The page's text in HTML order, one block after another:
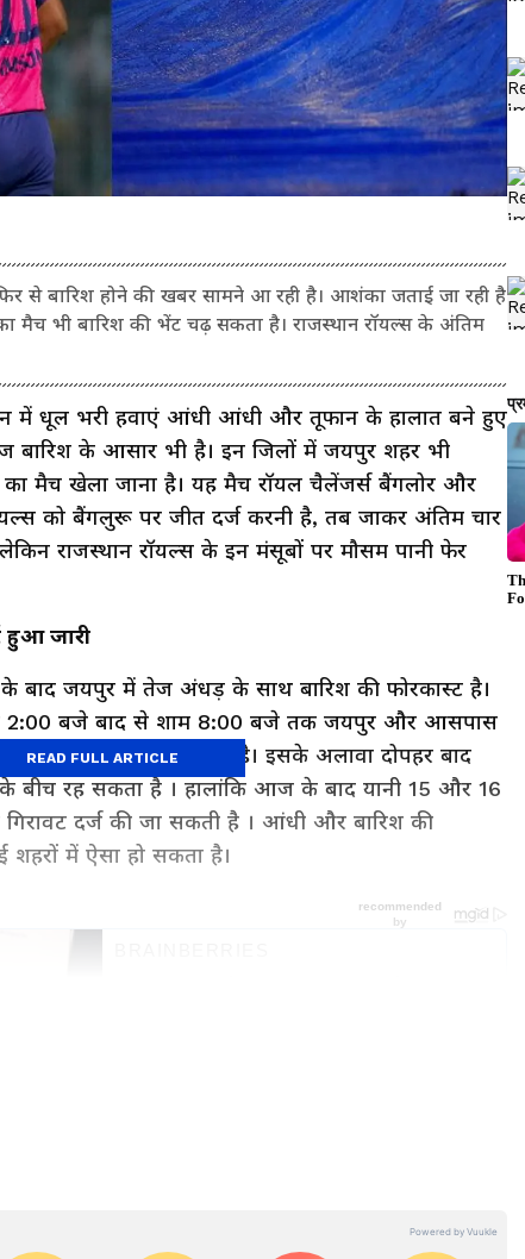
से बारिश होने की खबर सामने आ रही है। आशंका जताई जा रही है
मैच भी बारिश की भेंट चढ़ सकता है। राजस्थान रॉयल्स के अंतिम
में धूल भरी हवाएं आंधी आंधी और तूफान के हालात बने हुए
बारिश के आसार भी है। इन जिलों में जयपुर शहर भी
मैच खेला जाना है। यह मैच रॉयल चैलेंजर्स बैंगलोर और
को बैंगलुरू पर जीत दर्ज करनी है, तब जाकर अंतिम चार
राजस्थान रॉयल्स के इन मंसूबों पर मौसम पानी फेर
हुआ जारी
बाद जयपुर में तेज अंधड़ के साथ बारिश की फोरकास्ट है।
2:00 बजे बाद से शाम 8:00 बजे तक जयपुर और आसपास
हल्की बारिश हो सकती है। इसके अलावा दोपहर बाद
के बीच रह सकता है । हालांकि आज के बाद यानी 15 और 16
गिरावट दर्ज की जा सकती है । आंधी और बारिश की
शहरों में ऐसा हो सकता है।
जोधपुर , बीकानेर और शेखावटी क्षेत्र के कई इलाकों में
READ FULL ARTICLE